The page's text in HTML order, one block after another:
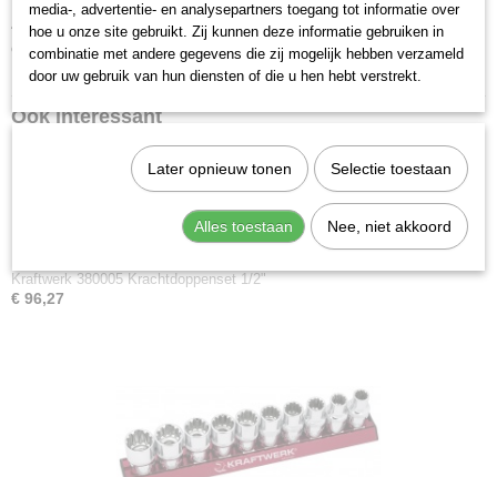
EAN code
7612206083669
Productcode leverancier
4-delige krachtdoppenset. De doppen zijn voorzien van een kunststof huls
om beschadiging aan (aluminium) velgen te voorkomen.
Inhoud: 17 - 19 - 21 mm en kracht cardangewricht
Ook interessant
Kraftwerk 380005 Krachtdoppenset 1/2"
€ 96,27
media-, advertentie- en analysepartners toegang tot informatie over
hoe u onze site gebruikt. Zij kunnen deze informatie gebruiken in
combinatie met andere gegevens die zij mogelijk hebben verzameld
door uw gebruik van hun diensten of die u hen hebt verstrekt.
Later opnieuw tonen Selectie toestaan
Alles toestaan Nee, niet akkoord